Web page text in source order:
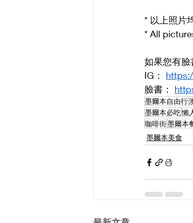
* 以上照片
* All
如果您有臉
IG：
臉書：
墨爾本自由行
墨爾本必吃懶
咖啡街墨爾本
墨爾本美食